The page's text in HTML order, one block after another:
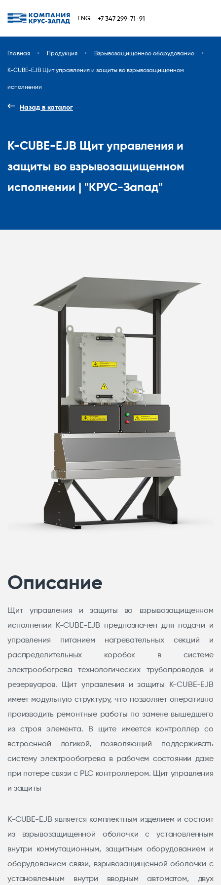
ENG +7 347 299-71-91
Главная Продукция Взрывозащищенное оборудование
K-CUBE-EJB Щит управления и защиты во взрывозащищенном
исполнении
Назад в каталог
K-CUBE-EJB Щит управления и
защиты во взрывозащищенном
исполнении | "КРУС-Запад"
Описание
Щит управления и защиты во взрывозащищенном
исполнении K-CUBE-EJB предназначен для подачи и
управления питанием нагревательных секций и
распределительных коробок в системе
электрообогрева технологических трубопроводов и
резервуаров. Щит управления и защиты K-CUBE-EJB
имеет модульную структуру, что позволяет оперативно
производить ремонтные работы по замене вышедшего
из строя элемента. В щите имеется контроллер со
встроенной логикой, позволяющий поддерживать
систему электрообогрева в рабочем состоянии даже
при потере связи с PLC контроллером. Щит управления
и защиты
K-CUBE-EJB является комплектным изделием и состоит
из взрывозащищенной оболочки с установленным
внутри коммутационным, защитным оборудованием и
оборудованием связи, взрывозащищенной оболочки с
установленным внутри вводным автоматом, двух